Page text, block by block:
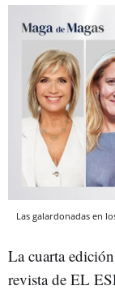
Las galardonadas en
La cuarta
revista de EL